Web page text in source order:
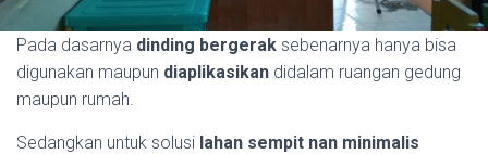
Pada dasarnya dinding bergerak sebenarnya hanya bisa
digunakan maupun diaplikasikan didalam ruangan gedung
maupun rumah.
Sedangkan untuk solusi lahan sempit nan minimalis